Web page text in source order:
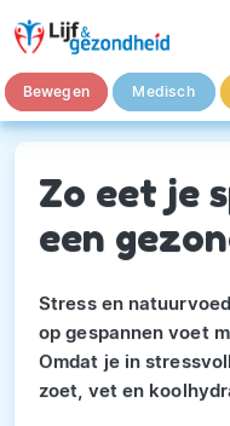
Bewegen Medisch
Zo eet je
een
Stress en
op gespannen voet
Omdat je in
zoet, vet en